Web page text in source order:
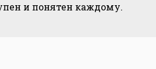
и понятен каждому.